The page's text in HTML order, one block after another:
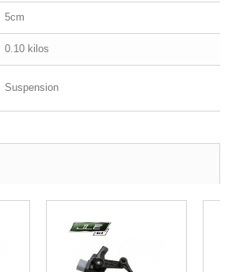
5cm
0.10 kilos
Suspension